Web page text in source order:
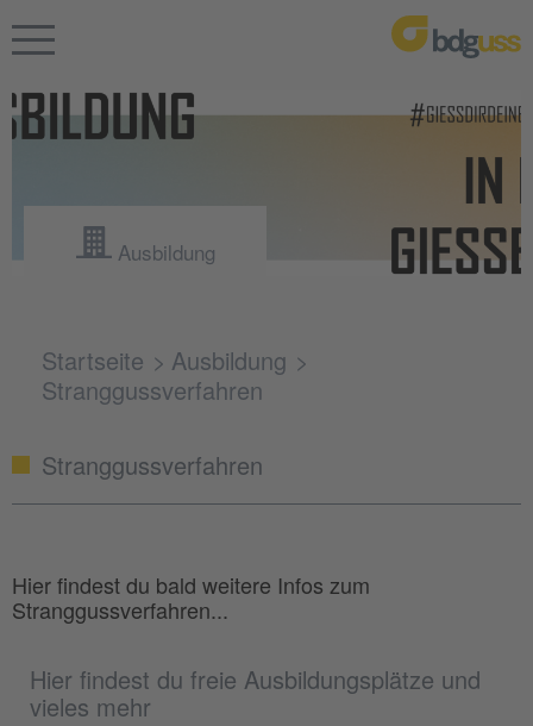
Ausbildung
Startseite
Ausbildung
Stranggussverfahren
Hier findest du freie Ausbildungsplätze und
vieles mehr
Stranggussverfahren
Hier findest du bald weitere Infos zum
Stranggussverfahren...